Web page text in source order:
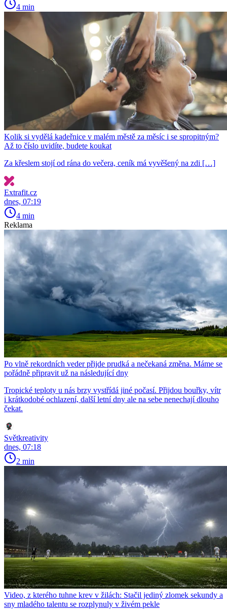
4 min
Kolik si vydělá kadeřnice v malém městě za měsíc i se spropitným?
Až to číslo uvidíte, budete koukat
Za křeslem stojí od rána do večera, ceník má vyvěšený na zdi […]
Extrafit.cz
dnes, 07:19
4 min
Reklama
Po vlně rekordních veder přijde prudká a nečekaná změna. Máme se
pořádně připravit už na následující dny
Tropické teploty u nás brzy vystřídá jiné počasí. Přijdou bouřky, vítr
i krátkodobé ochlazení, další letní dny ale na sebe nenechají dlouho
čekat.
Světkreativity
dnes, 07:18
2 min
Video, z kterého tuhne krev v žilách: Stačil jediný zlomek sekundy a
sny mladého talentu se rozplynuly v živém pekle